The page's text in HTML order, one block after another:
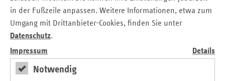
in der Fußzeile anpassen. Weitere Informationen, etwa zum
Umgang mit Drittanbieter-Cookies, finden Sie unter
Datenschutz.
Impressum
Details
Notwendig
Versorgung vorbereiten“, betonte Kathrin Herbst.
Besondere regionale
Versorgungsverträge
Die sechs Ersatzkassen – Techniker Krankenkasse (TK),